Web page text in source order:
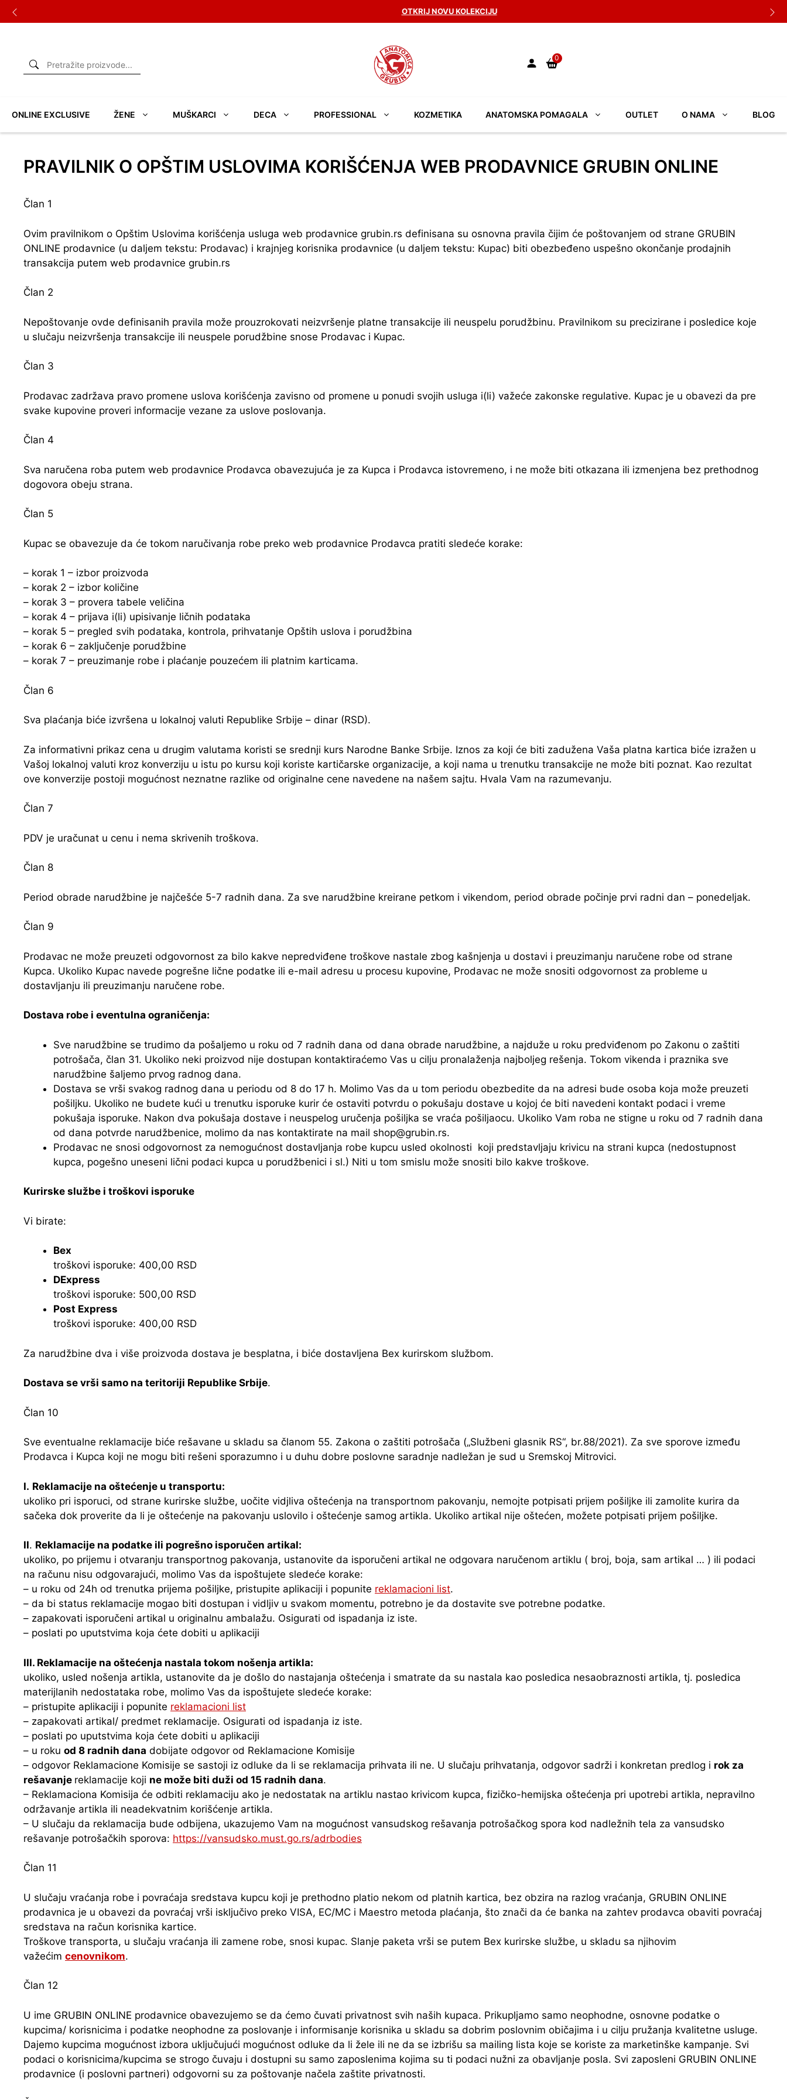
Skip
to
OTKRIJ NOVU KOLEKCIJU
0
ONLINE EXCLUSIVE ŽENE MUŠKARCI DECA PROFESSIONAL KOZMETIKA ANATOMSKA POMAGALA OUTLET O NAMA BLOG
PRAVILNIK O OPŠTIM USLOVIMA KORIŠĆENJA WEB PRODAVNICE GRUBIN ONLINE
Član 1
Ovim pravilnikom o Opštim Uslovima korišćenja usluga web prodavnice grubin.rs definisana su osnovna pravila čijim će poštovanjem od strane GRUBIN
ONLINE prodavnice (u daljem tekstu: Prodavac) i krajnjeg korisnika prodavnice (u daljem tekstu: Kupac) biti obezbeđeno uspešno okončanje prodajnih
transakcija putem web prodavnice grubin.rs
Član 2
Nepoštovanje ovde definisanih pravila može prouzrokovati neizvršenje platne transakcije ili neuspelu porudžbinu. Pravilnikom su precizirane i posledice koje
u slučaju neizvršenja transakcije ili neuspele porudžbine snose Prodavac i Kupac.
Član 3
Prodavac zadržava pravo promene uslova korišćenja zavisno od promene u ponudi svojih usluga i(li) važeće zakonske regulative. Kupac je u obavezi da pre
svake kupovine proveri informacije vezane za uslove poslovanja.
Član 4
Sva naručena roba putem web prodavnice Prodavca obavezujuća je za Kupca i Prodavca istovremeno, i ne može biti otkazana ili izmenjena bez prethodnog
dogovora obeju strana.
Član 5
Kupac se obavezuje da će tokom naručivanja robe preko web prodavnice Prodavca pratiti sledeće korake:
– korak 1 – izbor proizvoda
– korak 2 – izbor količine
– korak 3 – provera tabele veličina
– korak 4 – prijava i(li) upisivanje ličnih podataka
– korak 5 – pregled svih podataka, kontrola, prihvatanje Opštih uslova i porudžbina
– korak 6 – zaključenje porudžbine
– korak 7 – preuzimanje robe i plaćanje pouzećem ili platnim karticama.
Član 6
Sva plaćanja biće izvršena u lokalnoj valuti Republike Srbije – dinar (RSD).
Za informativni prikaz cena u drugim valutama koristi se srednji kurs Narodne Banke Srbije. Iznos za koji će biti zadužena Vaša platna kartica biće izražen u
Vašoj lokalnoj valuti kroz konverziju u istu po kursu koji koriste kartičarske organizacije, a koji nama u trenutku transakcije ne može biti poznat. Kao rezultat
ove konverzije postoji mogućnost neznatne razlike od originalne cene navedene na našem sajtu. Hvala Vam na razumevanju.
Član 7
PDV je uračunat u cenu i nema skrivenih troškova.
Član 8
Period obrade narudžbine je najčešće 5-7 radnih dana. Za sve narudžbine kreirane petkom i vikendom, period obrade počinje prvi radni dan – ponedeljak.
Član 9
Prodavac ne može preuzeti odgovornost za bilo kakve nepredviđene troškove nastale zbog kašnjenja u dostavi i preuzimanju naručene robe od strane
Kupca. Ukoliko Kupac navede pogrešne lične podatke ili e-mail adresu u procesu kupovine, Prodavac ne može snositi odgovornost za probleme u
dostavljanju ili preuzimanju naručene robe.
Dostava robe i eventulna ograničenja:
Sve narudžbine se trudimo da pošaljemo u roku od 7 radnih dana od dana obrade narudžbine, a najduže u roku predviđenom po Zakonu o zaštiti
potrošača, član 31. Ukoliko neki proizvod nije dostupan kontaktiraćemo Vas u cilju pronalaženja najboljeg rešenja. Tokom vikenda i praznika sve
narudžbine šaljemo prvog radnog dana.
Dostava se vrši svakog radnog dana u periodu od 8 do 17 h. Molimo Vas da u tom periodu obezbedite da na adresi bude osoba koja može preuzeti
pošiljku. Ukoliko ne budete kući u trenutku isporuke kurir će ostaviti potvrdu o pokušaju dostave u kojoj će biti navedeni kontakt podaci i vreme
pokušaja isporuke. Nakon dva pokušaja dostave i neuspelog uručenja pošiljka se vraća pošiljaocu. Ukoliko Vam roba ne stigne u roku od 7 radnih dana
od dana potvrde narudžbenice, molimo da nas kontaktirate na mail shop@grubin.rs.
Prodavac ne snosi odgovornost za nemogućnost dostavljanja robe kupcu usled okolnosti koji predstavljaju krivicu na strani kupca (nedostupnost
kupca, pogešno uneseni lični podaci kupca u porudžbenici i sl.) Niti u tom smislu može snositi bilo kakve troškove.
Kurirske službe i troškovi isporuke
Vi birate:
Bex
troškovi isporuke: 400,00 RSD
DExpress
troškovi isporuke: 500,00 RSD
Post Express
troškovi isporuke: 400,00 RSD
Za narudžbine dva i više proizvoda dostava je besplatna, i biće dostavljena Bex kurirskom službom.
Dostava se vrši samo na teritoriji Republike Srbije.
Član 10
Sve eventualne reklamacije biće rešavane u skladu sa članom 55. Zakona o zaštiti potrošača („Službeni glasnik RS“, br.88/2021). Za sve sporove između
Prodavca i Kupca koji ne mogu biti rešeni sporazumno i u duhu dobre poslovne saradnje nadležan je sud u Sremskoj Mitrovici.
I. Reklamacije na oštećenje u transportu:
ukoliko pri isporuci, od strane kurirske službe, uočite vidjliva oštećenja na transportnom pakovanju, nemojte potpisati prijem pošiljke ili zamolite kurira da
sačeka dok proverite da li je oštećenje na pakovanju uslovilo i oštećenje samog artikla. Ukoliko artikal nije oštećen, možete potpisati prijem pošiljke.
II. Reklamacije na podatke ili pogrešno isporučen artikal:
ukoliko, po prijemu i otvaranju transportnog pakovanja, ustanovite da isporučeni artikal ne odgovara naručenom artiklu ( broj, boja, sam artikal … ) ili podaci
na računu nisu odgovarajući, molimo Vas da ispoštujete sledeće korake:
– u roku od 24h od trenutka prijema pošiljke, pristupite aplikaciji i popunite reklamacioni list.
– da bi status reklamacije mogao biti dostupan i vidljiv u svakom momentu, potrebno je da dostavite sve potrebne podatke.
– zapakovati isporučeni artikal u originalnu ambalažu. Osigurati od ispadanja iz iste.
– poslati po uputstvima koja ćete dobiti u aplikaciji
III. Reklamacije na oštećenja nastala tokom nošenja artikla:
ukoliko, usled nošenja artikla, ustanovite da je došlo do nastajanja oštećenja i smatrate da su nastala kao posledica nesaobraznosti artikla, tj. posledica
materijlanih nedostataka robe, molimo Vas da ispoštujete sledeće korake:
– pristupite aplikaciji i popunite reklamacioni list
– zapakovati artikal/ predmet reklamacije. Osigurati od ispadanja iz iste.
– poslati po uputstvima koja ćete dobiti u aplikaciji
– u roku od 8 radnih dana dobijate odgovor od Reklamacione Komisije
– odgovor Reklamacione Komisije se sastoji iz odluke da li se reklamacija prihvata ili ne. U slučaju prihvatanja, odgovor sadrži i konkretan predlog i rok za
rešavanje reklamacije koji ne može biti duži od 15 radnih dana.
– Reklamaciona Komisija će odbiti reklamaciju ako je nedostatak na artiklu nastao krivicom kupca, fizičko-hemijska oštećenja pri upotrebi artikla, nepravilno
održavanje artikla ili neadekvatnim korišćenje artikla.
– U slučaju da reklamacija bude odbijena, ukazujemo Vam na mogućnost vansudskog rešavanja potrošačkog spora kod nadležnih tela za vansudsko
rešavanje potrošačkih sporova: https://vansudsko.must.go.rs/adrbodies
Član 11
U slučaju vraćanja robe i povraćaja sredstava kupcu koji je prethodno platio nekom od platnih kartica, bez obzira na razlog vraćanja, GRUBIN ONLINE
prodavnica je u obavezi da povraćaj vrši isključivo preko VISA, EC/MC i Maestro metoda plaćanja, što znači da će banka na zahtev prodavca obaviti povraćaj
sredstava na račun korisnika kartice.
Troškove transporta, u slučaju vraćanja ili zamene robe, snosi kupac. Slanje paketa vrši se putem Bex kurirske službe, u skladu sa njihovim
važećim cenovnikom.
Član 12
U ime GRUBIN ONLINE prodavnice obavezujemo se da ćemo čuvati privatnost svih naših kupaca. Prikupljamo samo neophodne, osnovne podatke o
kupcima/ korisnicima i podatke neophodne za poslovanje i informisanje korisnika u skladu sa dobrim poslovnim običajima i u cilju pružanja kvalitetne usluge.
Dajemo kupcima mogućnost izbora uključujući mogućnost odluke da li žele ili ne da se izbrišu sa mailing lista koje se koriste za marketinške kampanje. Svi
podaci o korisnicima/kupcima se strogo čuvaju i dostupni su samo zaposlenima kojima su ti podaci nužni za obavljanje posla. Svi zaposleni GRUBIN ONLINE
prodavnice (i poslovni partneri) odgovorni su za poštovanje načela zaštite privatnosti.